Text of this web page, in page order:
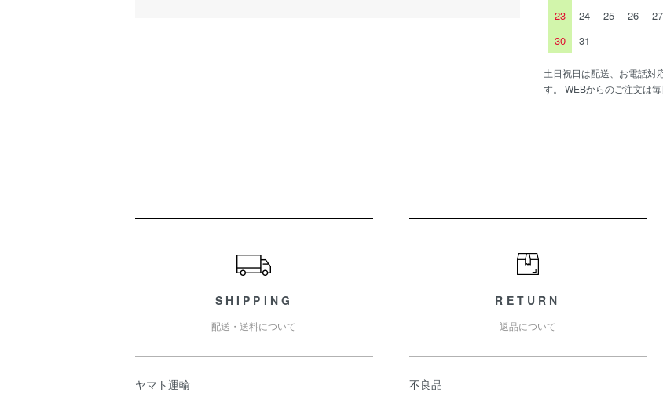
23
24 25 26 27
30
31
土日祝日は配送、お電話対
す。 WEBからのご注文は
SHIPPING
配送・送料について
ヤマト運輸
RETURN
返品について
不良品